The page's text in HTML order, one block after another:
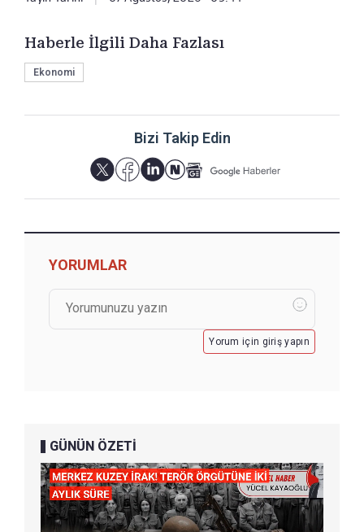
Haberle İlgili Daha Fazlası
Ekonomi
Bizi Takip Edin
YORUMLAR
Yorum için giriş yapın
GÜNÜN ÖZETİ